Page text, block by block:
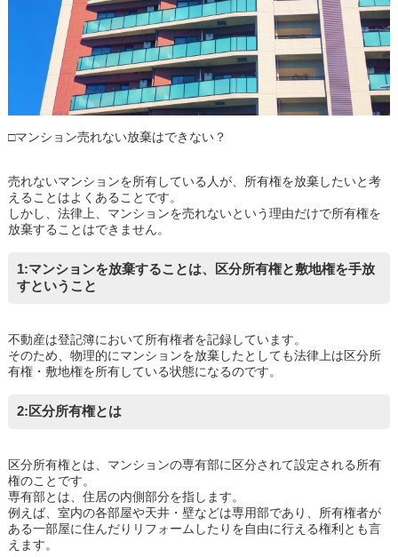
□マンション売れない放棄はできない？
売れないマンションを所有している人が、所有権を放棄したいと考
えることはよくあることです。
しかし、法律上、マンションを売れないという理由だけで所有権を
放棄することはできません。
1:マンションを放棄することは、区分所有権と敷地権を手放
すということ
不動産は登記簿において所有権者を記録しています。
そのため、物理的にマンションを放棄したとしても法律上は区分所
有権・敷地権を所有している状態になるのです。
2:区分所有権とは
区分所有権とは、マンションの専有部に区分されて設定される所有
権のことです。
専有部とは、住居の内側部分を指します。
例えば、室内の各部屋や天井・壁などは専用部であり、所有権者が
ある一部屋に住んだりリフォームしたりを自由に行える権利とも言
えます。